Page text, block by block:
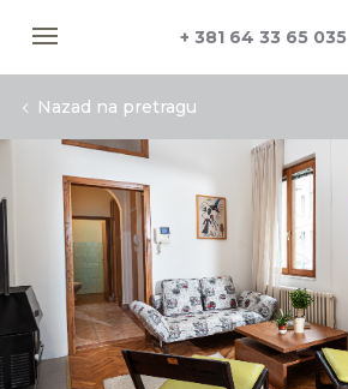
+ 381 64 33 65 035
Nazad na pretragu